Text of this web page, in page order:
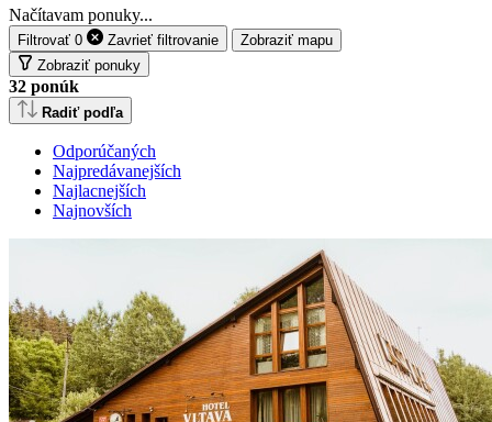
Načítavam ponuky...
Filtrovať 0 Zavrieť filtrovanie
Zobraziť mapu
Zobraziť ponuky
32 ponúk
Radiť podľa
Odporúčaných
Najpredávanejších
Najlacnejších
Najnovších